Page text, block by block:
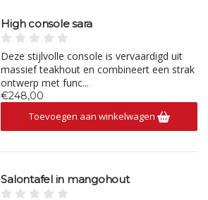
High console sara
Deze stijlvolle console is vervaardigd uit
massief teakhout en combineert een strak
ontwerp met func...
€248,00
Toevoegen aan winkelwagen
Salontafel in mangohout